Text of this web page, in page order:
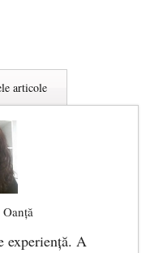
articole
experiență. A